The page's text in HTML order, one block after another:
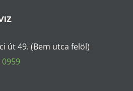
út 49. (Bem utca felöl)
0959